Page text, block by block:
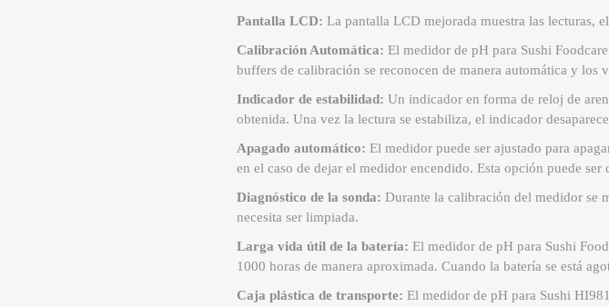
Pantalla LCD: La pantalla LCD mejorada muestra las lecturas,
Calibración Automática: El medidor de pH para Sushi
buffers de calibración se reconocen de manera automática y los
Indicador de estabilidad: Un indicador en forma de reloj de
obtenida. Una vez la lectura se estabiliza, el indicador
Apagado automático: El medidor puede ser ajustado para
en el caso de dejar el medidor encendido. Esta opción puede ser
Diagnóstico de la sonda: Durante la calibración del medidor se
necesita ser limpiada.
Larga vida útil de la batería: El medidor de pH para Sushi
1000 horas de manera aproximada. Cuando la batería se está
Caja plástica de transporte: El medidor de pH para Sushi